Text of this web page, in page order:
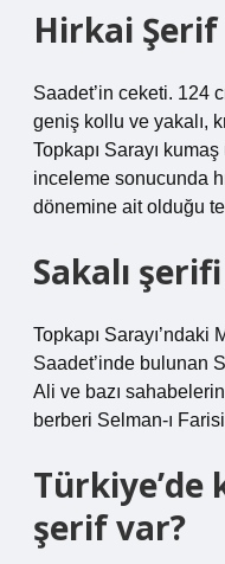
Hirkai
Saadet’in ceketi. 124
geniş kollu ve yakalı,
Topkapı Sarayı
inceleme sonucunda
dönemine ait olduğu
Sakalı
Topkapı Sarayı’ndaki
Saadet’inde bulunan
Ali ve bazı
berberi Selman-ı
Türkiye’de
şerif var?